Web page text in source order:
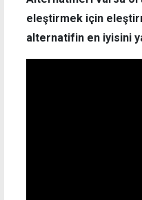
eleştirmek için
alternatifin en iyisini